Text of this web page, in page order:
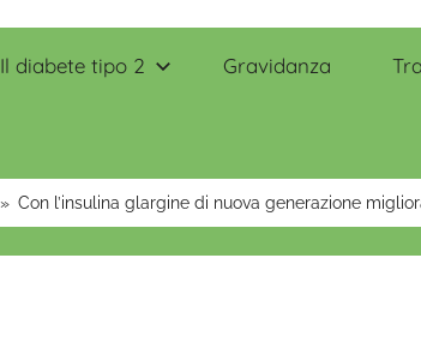
Il diabete tipo 2 Gravidanza
Con l’insulina glargine di nuova generazione